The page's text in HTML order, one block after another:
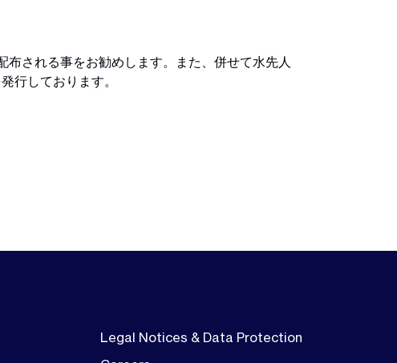
される事をお勧めします。また、併せて水先人
行しております。
Legal Notices & Data Protection